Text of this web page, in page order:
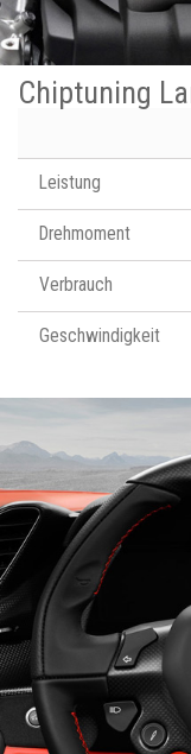
Chiptuning
Leistung
Drehmoment
Verbrauch
Geschwindigkeit